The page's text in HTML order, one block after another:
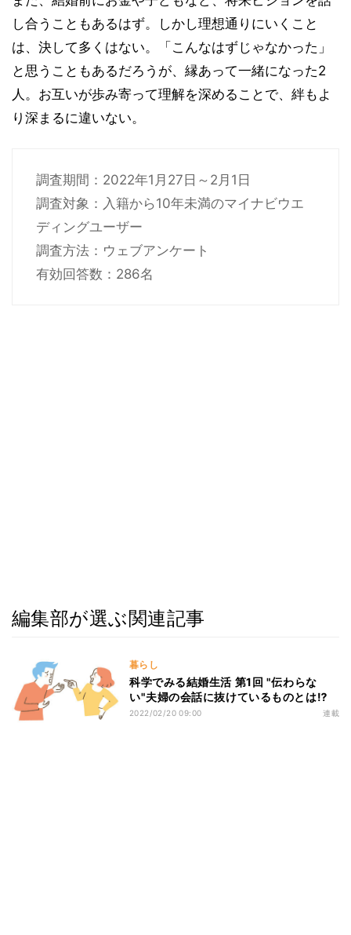
し合うこともあるはず。しかし理想通りにいくこと
は、決して多くはない。「こんなはずじゃなかった」
と思うこともあるだろうが、縁あって一緒になった2
人。お互いが歩み寄って理解を深めることで、絆もよ
り深まるに違いない。
調査期間：2022年1月27日～2月1日
調査対象：入籍から10年未満のマイナビウエ
ディングユーザー
調査方法：ウェブアンケート
有効回答数：286名
編集部が選ぶ関連記事
暮らし
科学でみる結婚生活 第1回 "伝わらな
い"夫婦の会話に抜けているものとは⁉
2022/02/20 09:00 連載